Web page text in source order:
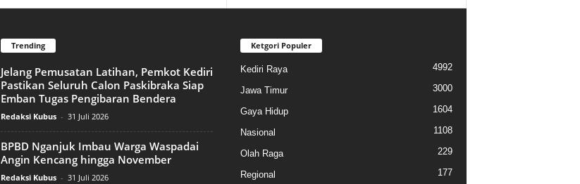
Trending
Jelang Pemusatan Latihan, Pemkot Kediri
Pastikan Seluruh Calon Paskibraka Siap
Emban Tugas Pengibaran Bendera
Redaksi Kubus - 31 Juli 2026
BPBD Nganjuk Imbau Warga Waspadai
Angin Kencang hingga November
Redaksi Kubus - 31 Juli 2026
Ketgori Populer
Kediri Raya 4992
Jawa Timur 3000
Gaya Hidup 1604
Nasional 1108
Olah Raga 229
Regional 177